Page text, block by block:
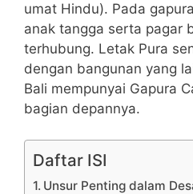
umat Hindu). Pada
anak tangga serta pagar
terhubung. Letak Pura
dengan bangunan yang
Bali mempunyai Gapura
bagian depannya.
Daftar ISI
Unsur Penting dalam